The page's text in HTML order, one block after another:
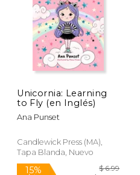
Unicornia: Learning
to Fly (en Inglés)
Ana Punset
Candlewick Press (MA),
Tapa Blanda, Nuevo